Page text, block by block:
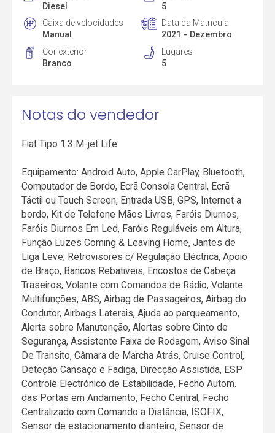
Diesel
5
Caixa de velocidades
Manual
Data da Matrícula
2021 - Dezembro
Cor exterior
Branco
Lugares
5
Notas do vendedor
Fiat Tipo 1.3 M-jet Life
Equipamento: Android Auto, Apple CarPlay, Bluetooth,
Computador de Bordo, Ecrã Consola Central, Ecrã
Táctil ou Touch Screen, Entrada USB, GPS, Internet a
bordo, Kit de Telefone Mãos Livres, Faróis Diurnos,
Faróis Diurnos Em Led, Faróis Reguláveis em Altura,
Função Luzes Coming & Leaving Home, Jantes de
Liga Leve, Retrovisores c/ Regulação Eléctrica, Apoio
de Braço, Bancos Rebativeis, Encostos de Cabeça
Traseiros, Volante com Comandos de Rádio, Volante
Multifunções, ABS, Airbag de Passageiros, Airbag do
Condutor, Airbags Laterais, Ajuda ao parqueamento,
Alerta sobre Manutenção, Alertas sobre Cinto de
Segurança, Assistente Faixa de Rodagem, Aviso Sinal
De Transito, Câmara de Marcha Atrás, Cruise Control,
Deteção Cansaço e Fadiga, Direcção Assistida, ESP
Controle Electrónico de Estabilidade, Fecho Autom.
das Portas em Andamento, Fecho Central, Fecho
Centralizado com Comando a Distância, ISOFIX,
Sensor de estacionamento dianteiro, Sensor de